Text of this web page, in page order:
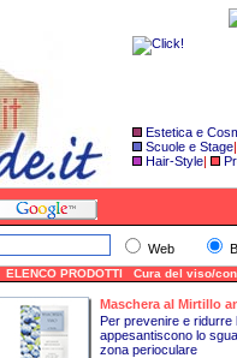
Estetica e
Scuole e Stage|
Hair-Style|
Web
ELENCO PRODOTTI Cura del viso/
Maschera al Mirtillo
Per prevenire e ridurre
appesantiscono lo
zona perioculare